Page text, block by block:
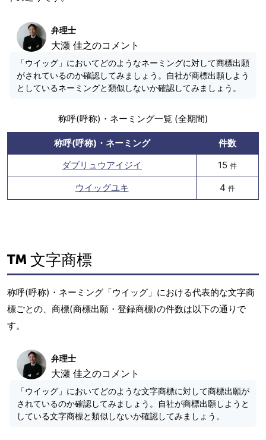
弁理士
大瀬 佳之のコメント
「ウイッグ」においてどのようなネーミングに対して商標出願
がされているのか確認してみましょう。自社が商標出願しよう
としているネーミングと類似しないか確認してみましょう。
称呼(呼称)・ネーミング一覧 (全期間)
称呼(呼称)・ネーミング
件数
ダブリュウアイジイ
15 件
ウイッグユキ 4 件
文字商標
称呼(呼称)・ネーミング「ウイッグ」における代表的な文字商
標ごとの、商標(商標出願・登録商標)の件数は以下の通りで
す。
弁理士
大瀬 佳之のコメント
「ウイッグ」においてどのような文字商標に対して商標出願が
されているのか確認してみましょう。自社が商標出願しようと
している文字商標と類似しないか確認してみましょう。